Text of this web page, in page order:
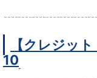
【クレジッ
10